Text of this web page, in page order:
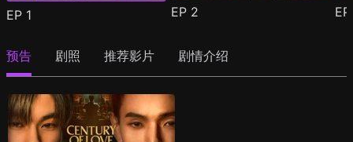
EP 1 EP 2
预告 剧照 推荐影片 剧情介绍